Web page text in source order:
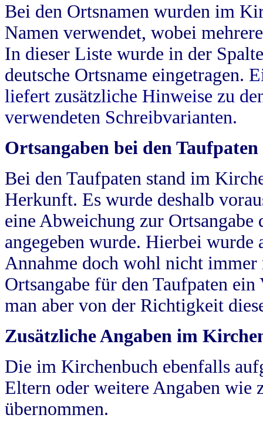
Bei den Ortsnamen wurden im
Namen verwendet, wobei
In dieser Liste wurde in der
deutsche Ortsname eingetragen.
liefert zusätzliche Hinweise zu
verwendeten Schreibvarianten.
Ortsangaben bei den Taufpaten
Bei den Taufpaten stand im
Herkunft. Es wurde deshalb
eine Abweichung zur
angegeben wurde. Hierbei wurde
Annahme doch wohl nicht
Ortsangabe für den Taufpaten
man aber von der Richtigkeit
Zusätzliche Angaben im
Die im Kirchenbuch ebenfalls
Eltern oder weitere Angaben wie
übernommen.